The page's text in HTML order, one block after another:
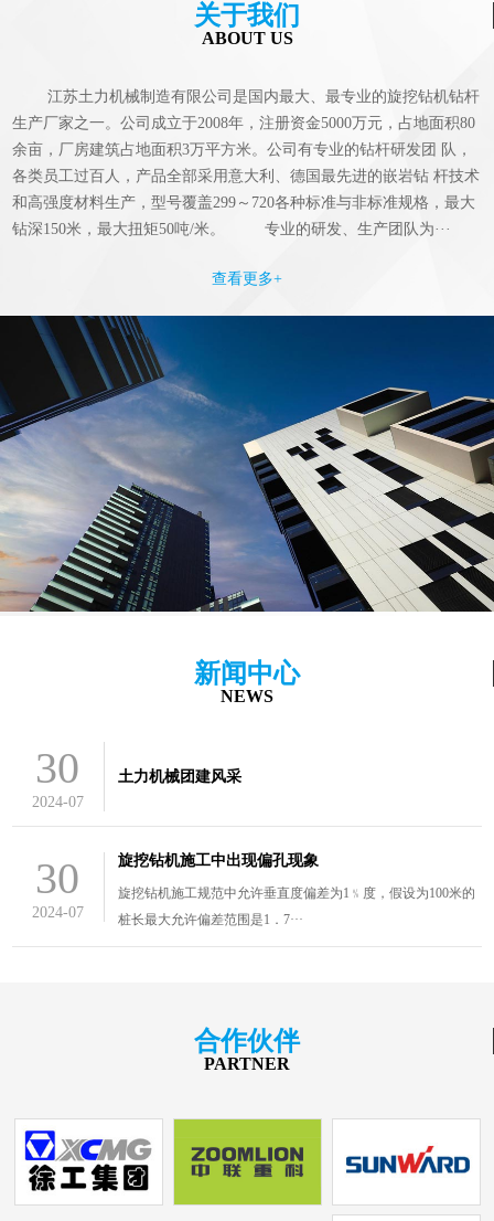
关于我们
ABOUT US
江苏土力机械制造有限公司是国内最大、最专业的旋挖钻机钻杆
生产厂家之一。公司成立于2008年，注册资金5000万元，占地面积80
余亩，厂房建筑占地面积3万平方米。公司有专业的钻杆研发团 队，
各类员工过百人，产品全部采用意大利、德国最先进的嵌岩钻 杆技术
和高强度材料生产，型号覆盖299～720各种标准与非标准规格，最大
钻深150米，最大扭矩50吨/米。 专业的研发、生产团队为···
查看更多+
新闻中心
NEWS
30
2024-07
土力机械团建风采
30
2024-07
旋挖钻机施工中出现偏孔现象
旋挖钻机施工规范中允许垂直度偏差为1﹪度，假设为100米的
桩长最大允许偏差范围是1．7···
合作伙伴
PARTNER